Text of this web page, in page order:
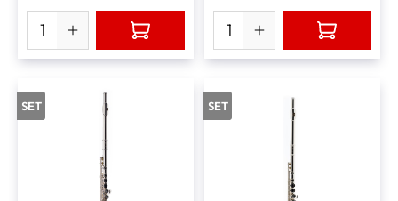
SET SET